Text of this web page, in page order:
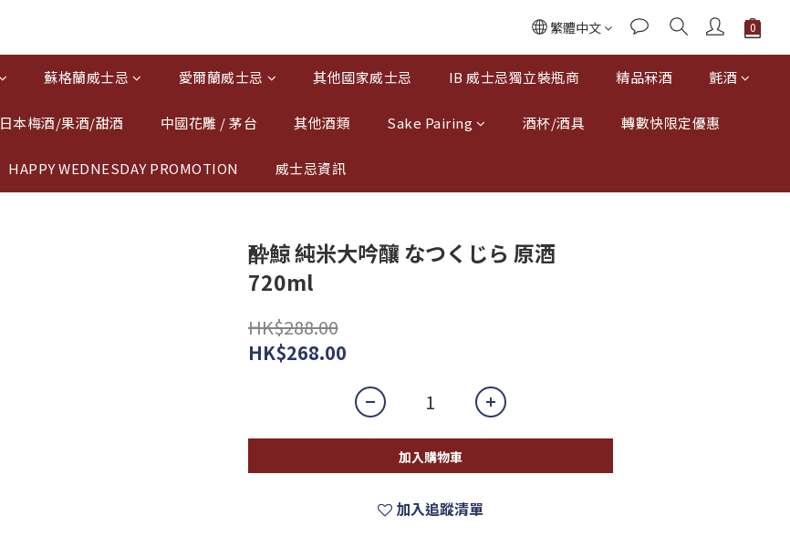
繁體中文
蘇格蘭威士忌 愛爾蘭威士忌 其他國家威士忌 IB 威士忌獨立裝瓶商 精品冧酒 氈酒
日本梅酒/果酒/甜酒 中國花雕 / 茅台 其他酒類 Sake Pairing 酒杯/酒具 轉數快限定優惠
HAPPY WEDNESDAY PROMOTION 威士忌資訊
酔鯨 純米大吟釀 なつくじら 原酒
720ml
HK$288.00
HK$268.00
加入購物車
加入追蹤清單